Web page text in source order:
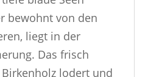
bewohnt von den
liegt in der
Das frisch
lodert und